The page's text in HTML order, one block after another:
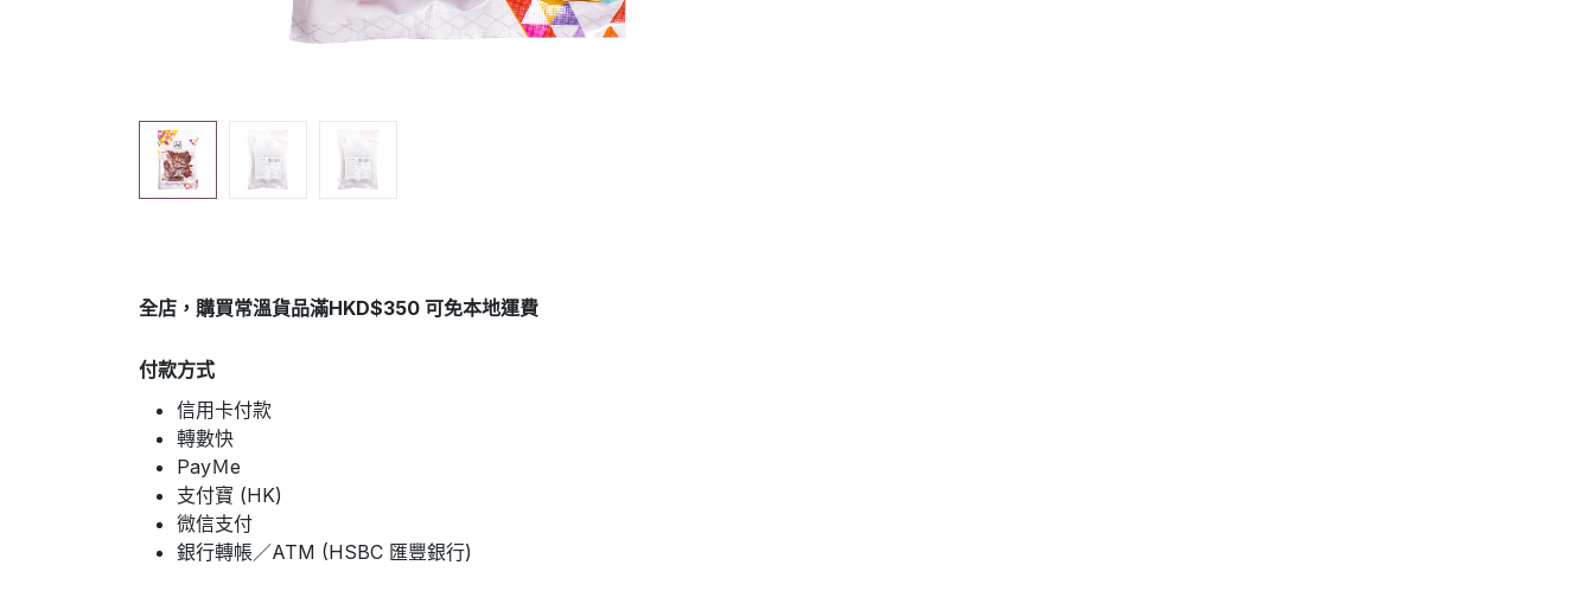
全店，購買常溫貨品滿HKD$350 可免本地運費
付款方式
信用卡付款
轉數快
PayＭe
支付寶 (HK)
微信支付
銀行轉帳／ATM (HSBC 匯豐銀行)